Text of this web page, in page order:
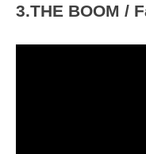
3.THE BOOM /